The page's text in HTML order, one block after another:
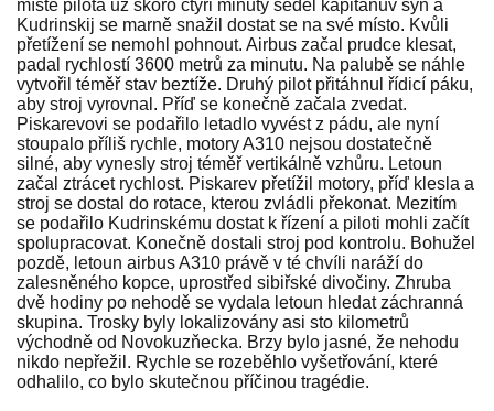
místě pilota už skoro čtyři minuty seděl kapitánův syn a
Kudrinskij se marně snažil dostat se na své místo. Kvůli
přetížení se nemohl pohnout. Airbus začal prudce klesat,
padal rychlostí 3600 metrů za minutu. Na palubě se náhle
vytvořil téměř stav beztíže. Druhý pilot přitáhnul řídicí páku,
aby stroj vyrovnal. Příď se konečně začala zvedat.
Piskarevovi se podařilo letadlo vyvést z pádu, ale nyní
stoupalo příliš rychle, motory A310 nejsou dostatečně
silné, aby vynesly stroj téměř vertikálně vzhůru. Letoun
začal ztrácet rychlost. Piskarev přetížil motory, příď klesla a
stroj se dostal do rotace, kterou zvládli překonat. Mezitím
se podařilo Kudrinskému dostat k řízení a piloti mohli začít
spolupracovat. Konečně dostali stroj pod kontrolu. Bohužel
pozdě, letoun airbus A310 právě v té chvíli naráží do
zalesněného kopce, uprostřed sibiřské divočiny. Zhruba
dvě hodiny po nehodě se vydala letoun hledat záchranná
skupina. Trosky byly lokalizovány asi sto kilometrů
východně od Novokuzňecka. Brzy bylo jasné, že nehodu
nikdo nepřežil. Rychle se rozeběhlo vyšetřování, které
odhalilo, co bylo skutečnou příčinou tragédie.